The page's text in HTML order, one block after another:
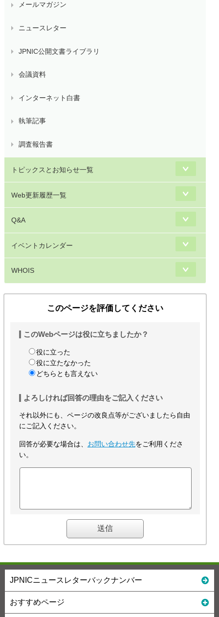
メールマガジン
ニュースレター
JPNIC公開文書ライブラリ
会議資料
インターネット白書
執筆記事
調査報告書
トピックスとお知らせ一覧
Web更新履歴一覧
Q&A
イベントカレンダー
WHOIS
このページを評価してください
このWebページは役に立ちましたか？
役に立った
役に立たなかった
どちらとも言えない
よろしければ回答の理由をご記入ください
それ以外にも、ページの改良点等がございましたら自由
にご記入ください。
回答が必要な場合は、 お問い合わせ先をご利用くださ
い。
JPNICニュースレターバックナンバー
おすすめページ